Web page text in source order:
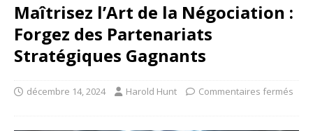
Maîtrisez l’Art de la Négociation :
Forgez des Partenariats
Stratégiques Gagnants
décembre 14, 2024 Harold Hunt Commentaires fermés